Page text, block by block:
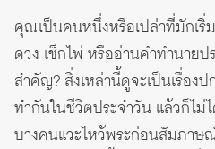
คุณเป็นคนหนึ่งหรือเปล่าที่มักเริ่
ดวง เช็กไพ่ หรืออ่านคำทำนาย
สำคัญ? สิ่งเหล่านี้ดูจะเป็นเรื่อง
ทำกันในชีวิตประจำวัน แล้วก็ไม่
บางคนแวะไหว้พระก่อนสัมภาษ